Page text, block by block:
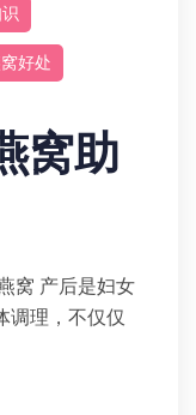
好处
窝助
窝 产后是妇女
调理，不仅仅